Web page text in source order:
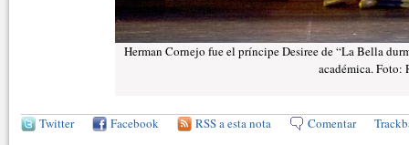
Herman Cornejo fue el príncipe Desiree de “La Bella
académica. Foto:
Twitter Facebook RSS a esta nota Comentar